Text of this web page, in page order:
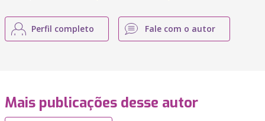
Perfil completo Fale com o autor
Mais publicações desse autor